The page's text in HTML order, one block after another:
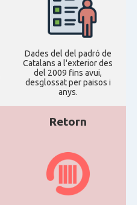
Dades del del padró de
Catalans a l'exterior des
del 2009 fins avui,
desglossat per paisos i
anys.
Retorn